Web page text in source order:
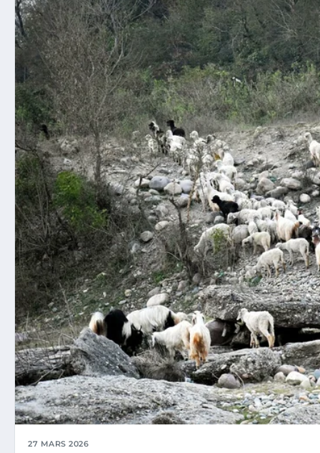
27 MARS 2026